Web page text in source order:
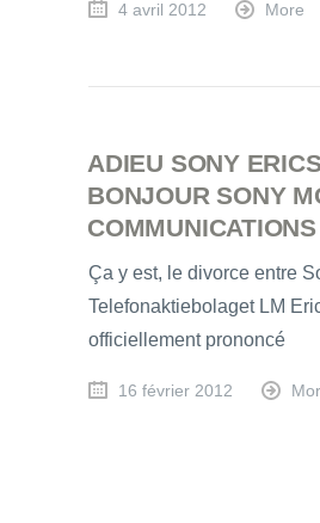
4 avril 2012 More
ADIEU SONY
BONJOUR SONY
COMMUNICATIONS
Ça y est, le divorce entre
Telefonaktiebolaget LM
officiellement prononcé
16 février 2012